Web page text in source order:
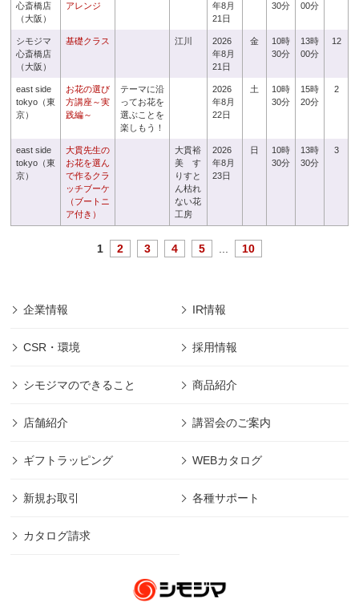
心斎橋店
（大阪）
アレンジ
年8月
21日
30分
00分
シモジマ
心斎橋店
（大阪）
基礎クラス 江川
2026
年8月
21日
金
10時
30分
13時
00分
12
east side
tokyo（東
京）
お花の選び
方講座～実
践編～
テーマに沿
ってお花を
選ぶことを
楽しもう！
2026
年8月
22日
土
10時
30分
15時
20分
2
east side
tokyo（東
京）
大貫先生の
お花を選ん
で作るクラ
ッチブーケ
（ブートニ
ア付き）
大貫裕
美 す
りすと
ん枯れ
ない花
工房
2026
年8月
23日
日
10時
30分
13時
30分
3
1 2 3 4 5 10
企業情報 IR情報
CSR・環境 採用情報
シモジマのできること 商品紹介
店舗紹介 講習会のご案内
ギフトラッピング WEBカタログ
新規お取引 各種サポート
カタログ請求